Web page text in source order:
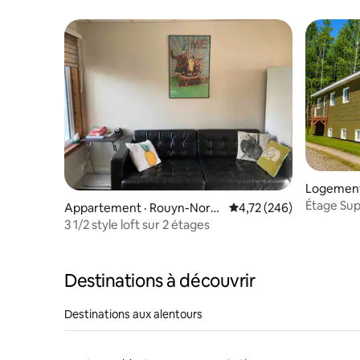
Appartement · Rouyn-Nora
nda
Note moyenne de 4,72
4,72 (246)
3 1/2 style loft sur 2 étages
Étage
Destinations à découvrir
Destinations aux alentours